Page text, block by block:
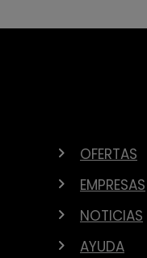
OFERTAS
EMPRESAS
NOTICIAS
AYUDA